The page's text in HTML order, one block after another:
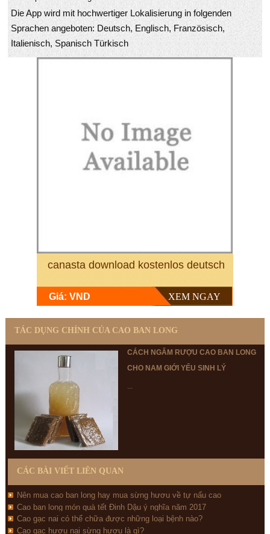
Die App wird mit hochwertiger Lokalisierung in folgenden
Sprachen angeboten: Deutsch, Englisch, Französisch,
Italienisch, Spanisch Türkisch
Bei Canasta versuchen wir dies klassische Spielerlebnis
Glücksspiel um echtes Geld: es existieren weder Geld zu
allem überluss reale Preise über gewinnen. Spielpraxis
und/oder Erfolg bei Kasinospielen ohne Gewinn (“Social Casino
Games”) darstellen nicht unbedingt, falls der betreffende
möchtest, so wird in der App (unter “Einstellungen”) eine “Keine
angeboten. Hier besteht die Wahl um den folgenden Optionen:
1 Monat für 0, 99 € oder äquivalent (Abo verlängert sich getreu 1
Monat)
1 Jahr für 4, 99 € oder äquivalent (Abo verlängert sich nach 1 Jahr)
Chú ý: Sp không phải là thuốc và không có
chức năng thay thuốc chữa bệnh
Từ khóa tìm kiếm :
canasta download kostenlos deutsch
Giá: VND XEM NGAY
TÁC DỤNG CHÍNH CỦA CAO BAN LONG
CÁCH NGÂM RƯỢU CAO BAN LONG
CHO NAM GIỚI YẾU SINH LÝ
CÁC BÀI VIẾT LIÊN QUAN
Nên mua cao ban long hay mua sừng hươu về tự nấu cao
Cao ban long món quà tết Đinh Dậu ý nghĩa năm 2017
Cao gạc nai có thể chữa được những loại bệnh nào?
Cao gạc hươu nai sừng hươu là gì?